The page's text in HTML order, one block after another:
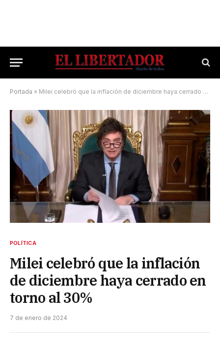
Portada » Milei celebró que la inflación de diciembre haya cerrado en torno al 30%
POLÍTICA
Milei celebró que la inflación
de diciembre haya cerrado en
torno al 30%
7 de enero de 2024